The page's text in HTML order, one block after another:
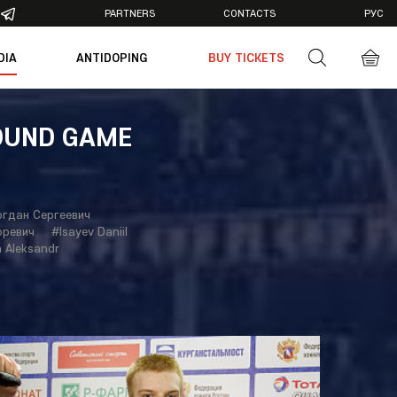
PARTNERS CONTACTS РУС
ANTIDOPING BUY TICKETS
GAME
Сергеевич
#Isayev Daniil
Aleksandr